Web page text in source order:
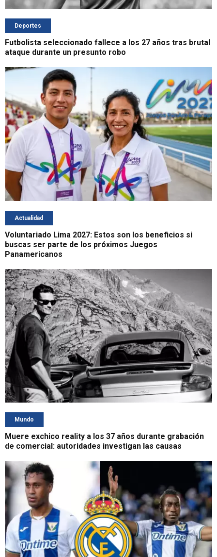
Deportes
Futbolista seleccionado fallece a los 27 años tras brutal
ataque durante un presunto robo
Actualidad
Voluntariado Lima 2027: Estos son los beneficios si
buscas ser parte de los próximos Juegos
Panamericanos
Mundo
Muere exchico reality a los 37 años durante grabación
de comercial: autoridades investigan las causas